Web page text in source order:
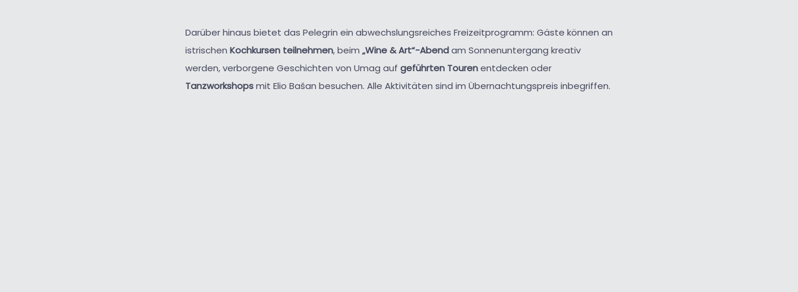
Darüber hinaus bietet das Pelegrin ein abwechslungsreiches Freizeitprogramm: Gäste können an
istrischen Kochkursen teilnehmen, beim „Wine & Art“-Abendam Sonnenuntergang kreativ
werden, verborgene Geschichten von Umag auf geführten Tourenentdecken oder
Tanzworkshopsmit Elio Bašan besuchen. Alle Aktivitäten sind im Übernachtungspreis inbegriffen.